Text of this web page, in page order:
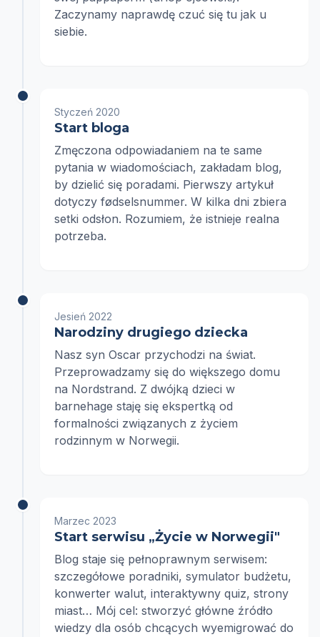
Zaczynamy naprawdę czuć się tu jak u
siebie.
Styczeń 2020
Start bloga
Zmęczona odpowiadaniem na te same
pytania w wiadomościach, zakładam blog,
by dzielić się poradami. Pierwszy artykuł
dotyczy fødselsnummer. W kilka dni zbiera
setki odsłon. Rozumiem, że istnieje realna
potrzeba.
Jesień 2022
Narodziny drugiego dziecka
Nasz syn Oscar przychodzi na świat.
Przeprowadzamy się do większego domu
na Nordstrand. Z dwójką dzieci w
barnehage staję się ekspertką od
formalności związanych z życiem
rodzinnym w Norwegii.
Marzec 2023
Start serwisu „Życie w Norwegii"
Blog staje się pełnoprawnym serwisem:
szczegółowe poradniki, symulator budżetu,
konwerter walut, interaktywny quiz, strony
miast… Mój cel: stworzyć główne źródło
wiedzy dla osób chcących wyemigrować do